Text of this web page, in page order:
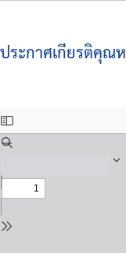
ประกาศเกียรติคุณ